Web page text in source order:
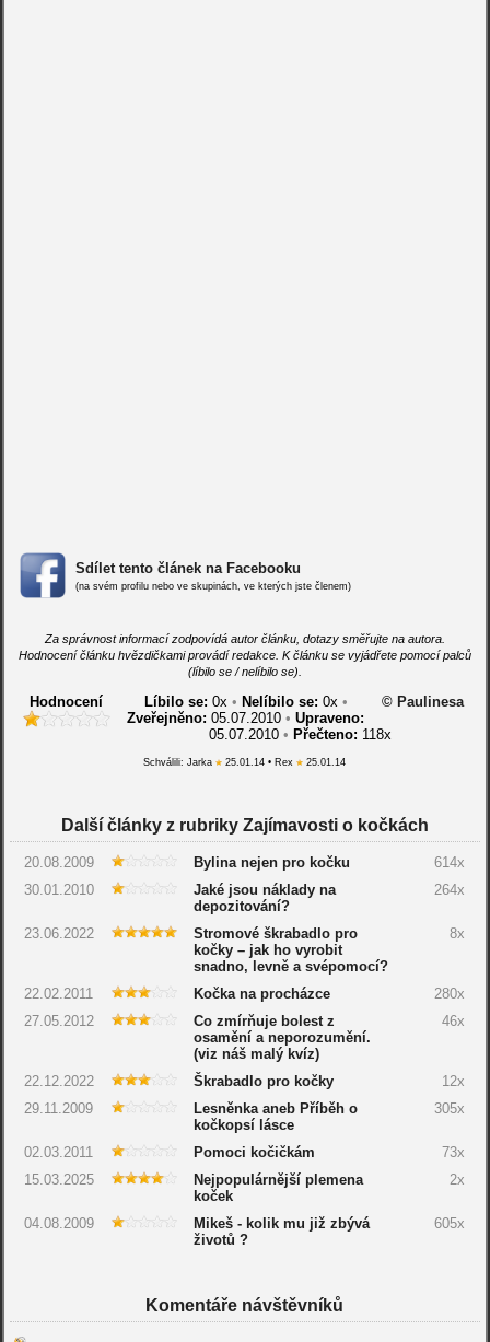
Sdílet tento článek na Facebooku
(na svém profilu nebo ve skupinách, ve kterých jste členem)
Za správnost informací zodpovídá autor článku, dotazy směřujte na autora.
Hodnocení článku hvězdičkami provádí redakce. K článku se vyjádřete pomocí palců
(líbilo se / nelíbilo se).
© Paulinesa
Hodnocení Líbilo se: 0x • Nelíbilo se: 0x •
Zveřejněno: 05.07.2010• Upraveno:
05.07.2010 • Přečteno: 118x
Schválili: Jarka 25.01.14 • Rex 25.01.14
Další články z rubriky Zajímavosti o kočkách
20.08.2009 Bylina nejen pro kočku
614x
30.01.2010
Jaké jsou náklady na
depozitování?
264x
23.06.2022
Stromové škrabadlo pro
kočky – jak ho vyrobit
snadno, levně a svépomocí?
8x
22.02.2011 Kočka na procházce
280x
27.05.2012
Co zmírňuje bolest z
osamění a neporozumění.
(viz náš malý kvíz)
46x
22.12.2022 Škrabadlo pro kočky
12x
29.11.2009
Lesněnka aneb Příběh o
kočkopsí lásce
305x
02.03.2011 Pomoci kočičkám
73x
15.03.2025
Nejpopulárnější plemena
koček
2x
04.08.2009
Mikeš - kolik mu již zbývá
životů ?
605x
Komentáře návštěvníků